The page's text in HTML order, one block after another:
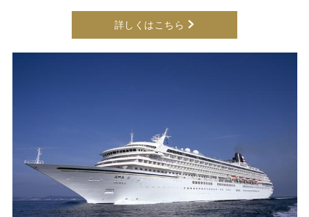
詳しくはこちら